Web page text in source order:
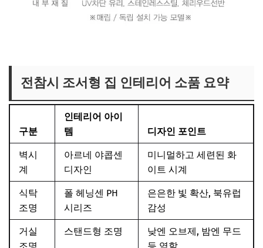
전참시 조서형 집 인테리어 소품 요약
구분
인테리어 아이
템
디자인 포인트
벽시
계
아르네 야콥센
디자인
미니멀하고 세련된 화
이트 시계
식탁
조명
폴 헤닝센 PH
시리즈
은은한 빛 확산, 북유럽
감성
거실
스탠드형 조명
낮엔 오브제, 밤엔 무드